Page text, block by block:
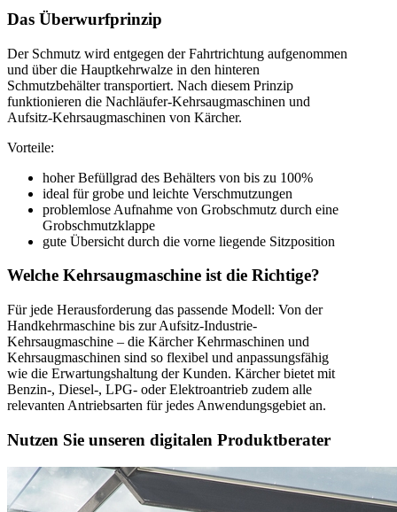
Das Überwurfprinzip
Der Schmutz wird entgegen der Fahrtrichtung aufgenommen
und über die Hauptkehrwalze in den hinteren
Schmutzbehälter transportiert. Nach diesem Prinzip
funktionieren die Nachläufer-Kehrsaugmaschinen und
Aufsitz-Kehrsaugmaschinen von Kärcher.
Vorteile:
hoher Befüllgrad des Behälters von bis zu 100%
ideal für grobe und leichte Verschmutzungen
problemlose Aufnahme von Grobschmutz durch eine
Grobschmutzklappe
gute Übersicht durch die vorne liegende Sitzposition
Welche Kehrsaugmaschine ist die Richtige?
Für jede Herausforderung das passende Modell: Von der
Handkehrmaschine bis zur Aufsitz-Industrie-
Kehrsaugmaschine – die Kärcher Kehrmaschinen und
Kehrsaugmaschinen sind so flexibel und anpassungsfähig
wie die Erwartungshaltung der Kunden. Kärcher bietet mit
Benzin-, Diesel-, LPG- oder Elektroantrieb zudem alle
relevanten Antriebsarten für jedes Anwendungsgebiet an.
Nutzen Sie unseren digitalen Produktberater